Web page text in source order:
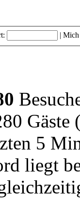
| Mich
Gäste
5
liegt